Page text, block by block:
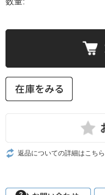
返品についての詳細はこちら